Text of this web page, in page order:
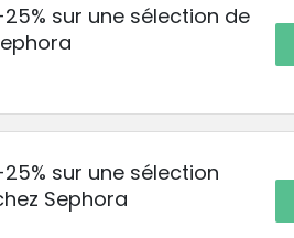
sur une sélection de
sur une sélection
Sephora